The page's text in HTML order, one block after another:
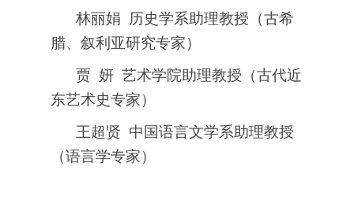
林丽娟 历史学系助理教授（古希
腊、叙利亚研究专家）
贾 妍 艺术学院助理教授（古代近
东艺术史专家）
王超贤 中国语言文学系助理教授
（语言学专家）